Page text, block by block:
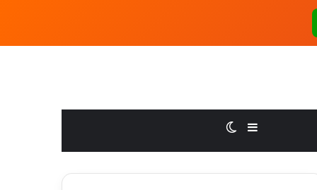
Sidebar